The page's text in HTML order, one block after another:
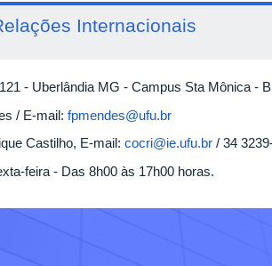
Internacionais
- Uberlândia MG - Campus Sta Mônica -
/ E-mail: fpmendes@ufu.br
Castilho, E-mail: cocri@ie.ufu.br / 34
feira - Das 8h00 às 17h00 horas.